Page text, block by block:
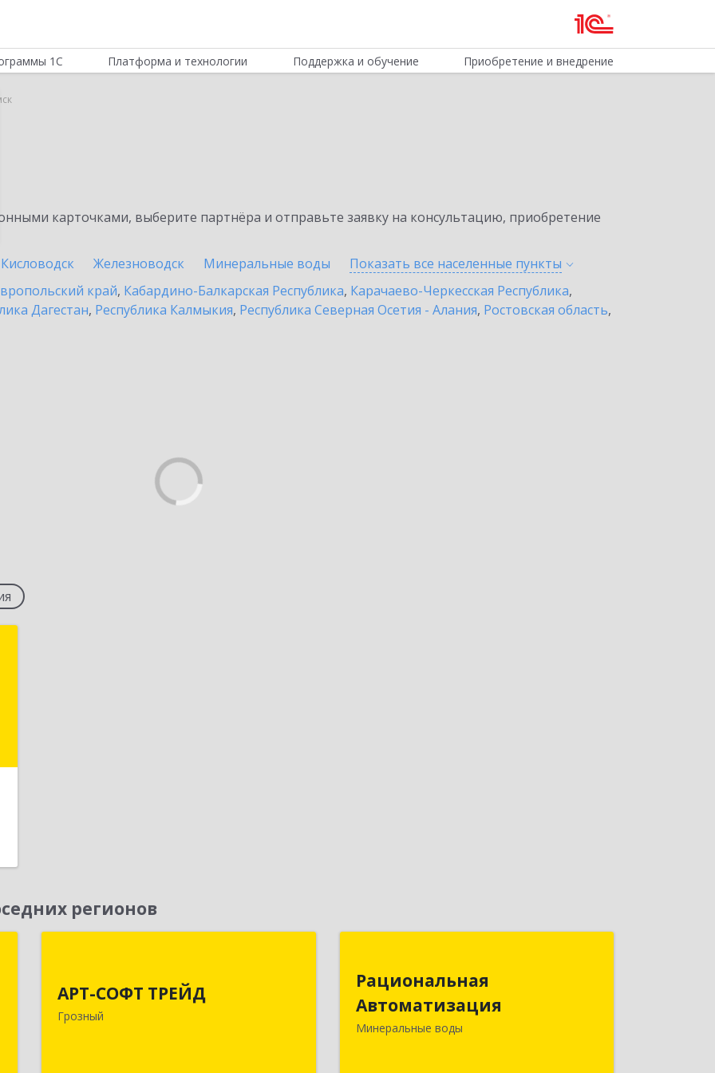
1С Платформа и технологии Поддержка и обучение Приобретение и внедрение
карточками, выберите партнёра и отправьте заявку на консультацию, приобретение
Кисловодск Железноводск Минеральные воды Показать все населенные пункты
край, Кабардино-Балкарская Республика, Карачаево-Черкесская Республика,
Дагестан, Республика Калмыкия, Республика Северная Осетия - Алания, Ростовская область,
регионов
АРТ-СОФТ ТРЕЙД
Грозный
364013, Чеченская Респ, Грозный г,
Рациональная
Автоматизация
Минеральные воды
Автоматизация
357209, Ставропольский край, м.о.
Минераловодский, Минеральные